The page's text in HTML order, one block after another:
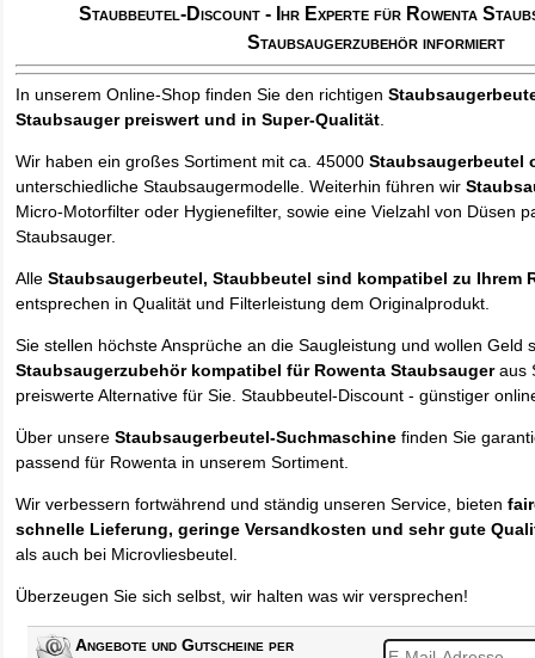
Staubbeutel-Discount - Ihr Experte für Rowenta
Staubsaugerzubehör informiert
In unserem Online-Shop finden Sie den richtigen
Staubsauger preiswert und in Super-Qualität
Wir haben ein großes Sortiment mit ca. 45000Staubsaugerbeutel
unterschiedliche Staubsaugermodelle. Weiterhin führen wir
Micro-Motorfilter oder Hygienefilter, sowie eine Vielzahl von Düsen
Staubsauger.
AlleStaubsaugerbeutel, Staubbeutel sind kompatibel zu Ihrem
entsprechen in Qualität und Filterleistung dem Originalprodukt.
Sie stellen höchste Ansprüche an die Saugleistung und wollen Geld
Staubsaugerzubehör kompatibel für Rowenta Staubsaugeraus
preiswerte Alternative für Sie. Staubbeutel-Discount - günstiger
Über unsereStaubsaugerbeutel-Suchmaschine finden Sie
passend für Rowenta in unserem Sortiment.
Wir verbessern fortwährend und ständig unseren Service, bieten
schnelle Lieferung, geringe Versandkosten und sehr gute
als auch bei Microvliesbeutel.
Überzeugen Sie sich selbst, wir halten was wir versprechen!
Angebote und Gutscheine per